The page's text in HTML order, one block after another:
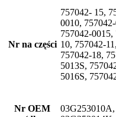
Nr na części
757042- 15,
0010,
757042-
10, 757042-
757042-18,
5013S,
5016S,
Nr OEM